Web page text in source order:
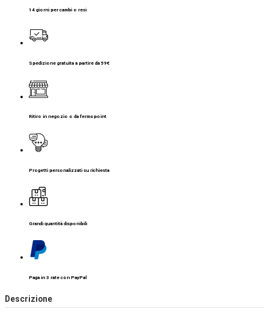
14 giorni per cambi o resi
Spedizione gratuita a partire da 59€
Ritiro in negozio o da fermopoint
Progetti personalizzati su richiesta
Grandi quantità disponibili
Paga in 3 rate con PayPal
Descrizione